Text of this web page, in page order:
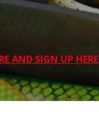
AND SIGN UP HERE